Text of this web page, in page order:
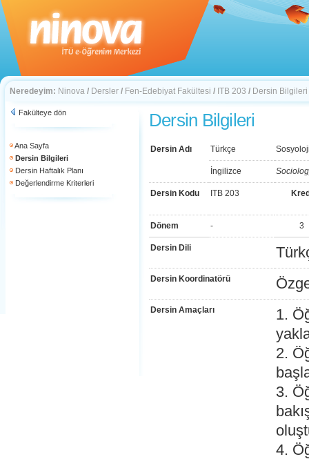
Neredeyim: Ninova / Dersler / Fen-Edebiyat Fakültesi / ITB 203 / Dersin Bilgileri
Fakülteye dön
Ana Sayfa
Dersin Bilgileri
Dersin Haftalık Planı
Değerlendirme Kriterleri
Dersin Bilgileri
Dersin Adı Türkçe
İngilizce
Dersin Kodu ITB 203
Dönem - 3
Dersin Dili
Dersin Koordinatörü
Dersin Amaçları
1.
2.
3.
4.